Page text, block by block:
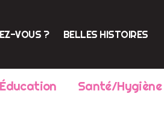
VOUS ? BELLES HISTOIRES
Éducation Santé/Hygiène